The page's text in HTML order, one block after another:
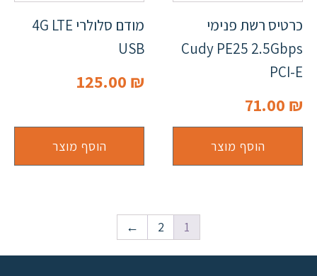
כרטיס רשת פנימי
Cudy PE25 2.5Gbps
PCI-E
71.00 ₪
הוסף מוצר
מודם סלולרי 4G LTE
USB
125.00 ₪
הוסף מוצר
1
2
←